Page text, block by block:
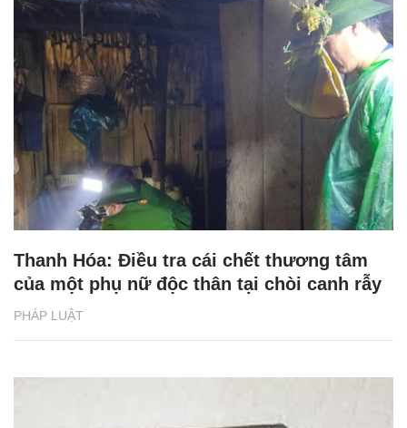
PHÁP LUẬT
Thanh Hóa: Điều tra cái chết thương tâm
của một phụ nữ độc thân tại chòi canh rẫy